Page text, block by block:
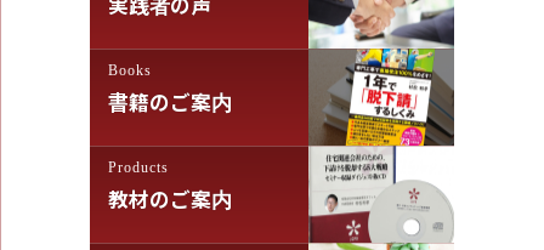
Books
書籍のご案内
Products
教材のご案内